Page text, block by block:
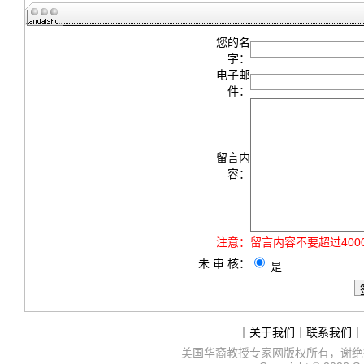
您的名
字：
电子邮
件：
留言内
容：
注意： 留言内容不要超过
未 审 核：
是
关于我们 联系我们
美国华裔教授专家网版权所有，谢